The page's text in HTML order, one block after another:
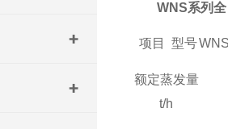
WNS系列
项目 型号
额定蒸发量
t/h